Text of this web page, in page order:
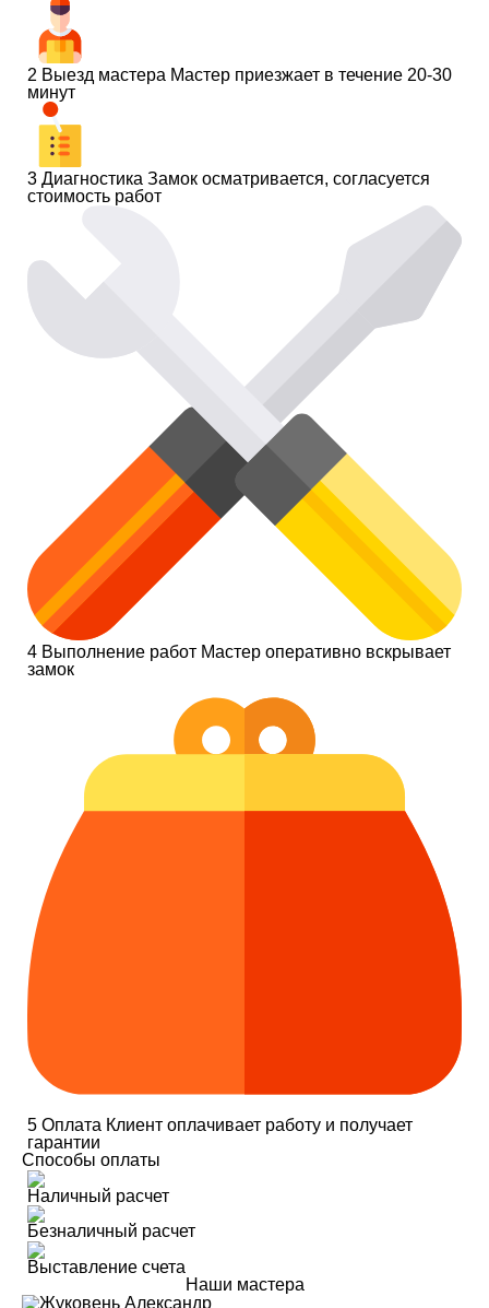
2 Выезд мастера Мастер приезжает в течение 20-30
минут
3 Диагностика Замок осматривается, согласуется
стоимость работ
4 Выполнение работ Мастер оперативно вскрывает
замок
5 Оплата Клиент оплачивает работу и получает
гарантии
Способы оплаты
Наличный расчет
Безналичный расчет
Выставление счета
Наши мастера